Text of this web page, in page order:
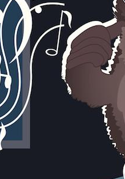
Fortes
pourquoi le
noyade
Le Viagra
freiner la
cancer ?